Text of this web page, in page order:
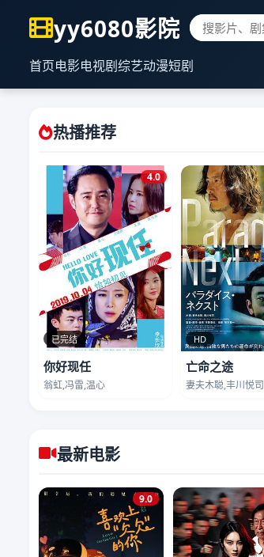
yy6080影院
首页电影电视剧综艺动漫短剧
热播推荐
已完结
4.0
你好现任
翁虹,冯雷,温心
HD
亡命之途
妻夫木聪,丰川悦司
最新电影
9.0